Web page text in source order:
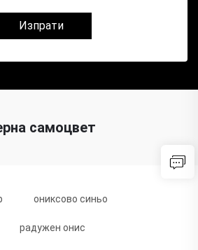
Изпрати
самоцвет
ониксово синьо
радужен онис